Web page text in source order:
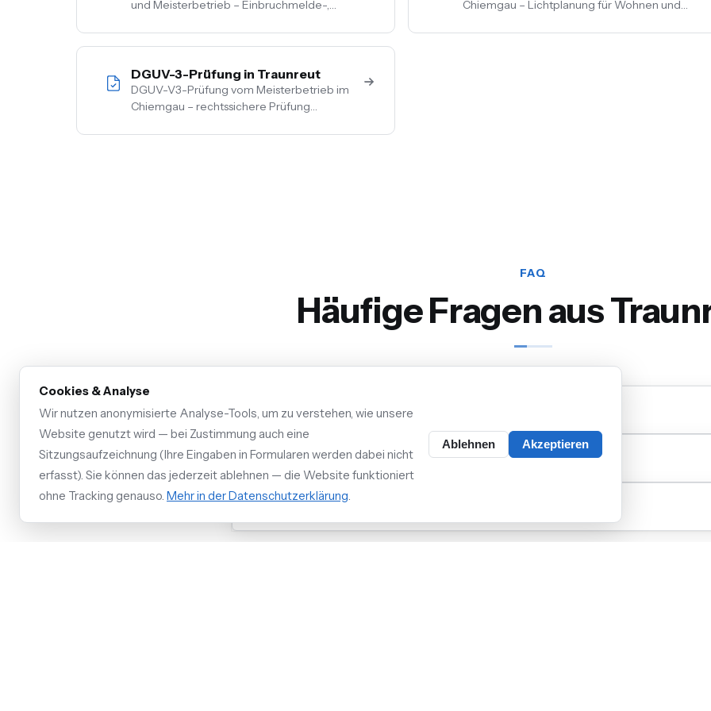
und Meisterbetrieb – Einbruchmelde-,
Gewerbekunden im Chiemgau. Kostenlose
Begehung.
Chiemgau – Lichtplanung für Wohnen und
Akzentbeleuchtung. Auch mit Smart-Home-
DGUV-3-Prüfung in Traunreut
DGUV-V3-Prüfung vom Meisterbetrieb im
Chiemgau – rechtssichere Prüfung
Inkl. Mängelbehebung, digitale
FAQ
Häufige Fragen aus
Übernehmt ihr die Anmeldung beim Netzbetreiber?
Was kostet ein erstes Beratungsgespräch?
Wie schnell seid ihr in Traunreut?
Cookies & Analyse
Wir nutzen anonymisierte Analyse-Tools, um zu verstehen, wie unsere
Website genutzt wird — bei Zustimmung auch eine
Sitzungsaufzeichnung (Ihre Eingaben in Formularen werden dabei nicht
erfasst). Sie können das jederzeit ablehnen — die Website funktioniert
ohne Tracking genauso. Mehr in der Datenschutzerklärung.
Ablehnen Akzeptieren